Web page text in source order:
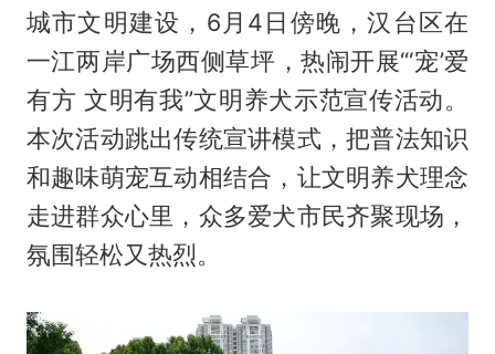
城市文明建设，6月4日傍晚，汉台区在
一江两岸广场西侧草坪，热闹开展“‘宠’爱
有方 文明有我”文明养犬示范宣传活动。
本次活动跳出传统宣讲模式，把普法知识
和趣味萌宠互动相结合，让文明养犬理念
走进群众心里，众多爱犬市民齐聚现场，
氛围轻松又热烈。